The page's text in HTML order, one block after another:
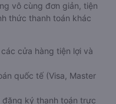
vô cùng đơn giản, tiện
thức thanh toán khác
cửa hàng tiện lợi và
quốc tế (Visa, Master
đăng ký thanh toán trực